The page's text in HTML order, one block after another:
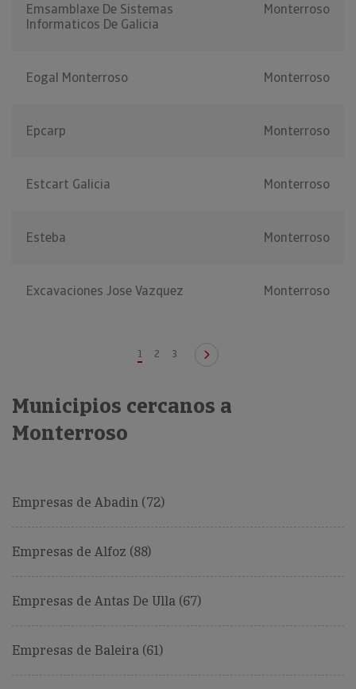
Emsamblaxe De Sistemas
Informaticos De Galicia
Monterroso
Eogal Monterroso Monterroso
Epcarp Monterroso
Estcart Galicia Monterroso
Esteba Monterroso
Excavaciones Jose Vazquez Monterroso
1 2 3
Municipios cercanos a
Monterroso
Empresas de Abadin (72)
Empresas de Alfoz (88)
Empresas de Antas De Ulla (67)
Empresas de Baleira (61)